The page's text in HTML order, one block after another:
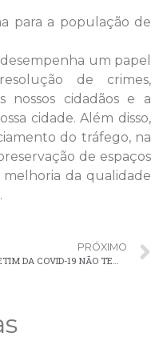
para a população de
um papel
de crimes,
nossos cidadãos e a
cidade. Além disso,
do tráfego, na
de espaços
da qualidade
PRÓXIMO
BOLETIM DA COVID-19 NÃO TEM NOVOS CASOS EM PALMEIRA NA ÚLTIMA SEMANA